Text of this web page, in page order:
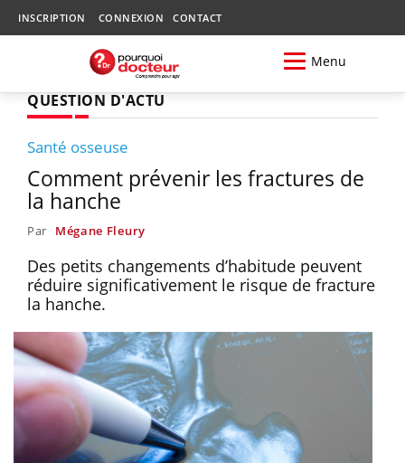
INSCRIPTION CONNEXION CONTACT
Menu
QUESTION D'ACTU
Santé osseuse
Comment prévenir les fractures de
la hanche
Par Mégane Fleury
Des petits changements d’habitude peuvent
réduire significativement le risque de fracture
la hanche.